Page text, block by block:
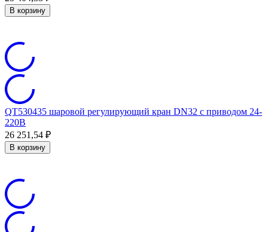
В корзину
QT530435 шаровой регулирующий кран DN32 с приводом 24-
220В
26 251,54 ₽
В корзину